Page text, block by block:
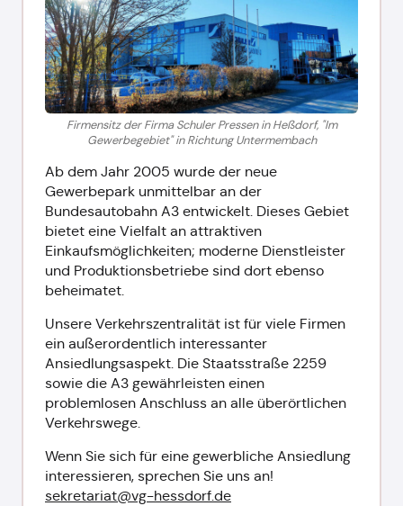
Firmensitz der Firma Schuler Pressen in Heßdorf, "Im
Gewerbegebiet" in Richtung Untermembach
Ab dem Jahr 2005 wurde der neue
Gewerbepark unmittelbar an der
Bundesautobahn A3 entwickelt. Dieses Gebiet
bietet eine Vielfalt an attraktiven
Einkaufsmöglichkeiten; moderne Dienstleister
und Produktionsbetriebe sind dort ebenso
beheimatet.
Unsere Verkehrszentralität ist für viele Firmen
ein außerordentlich interessanter
Ansiedlungsaspekt. Die Staatsstraße 2259
sowie die A3 gewährleisten einen
problemlosen Anschluss an alle überörtlichen
Verkehrswege.
Wenn Sie sich für eine gewerbliche Ansiedlung
interessieren, sprechen Sie uns an!
sekretariat@vg-hessdorf.de